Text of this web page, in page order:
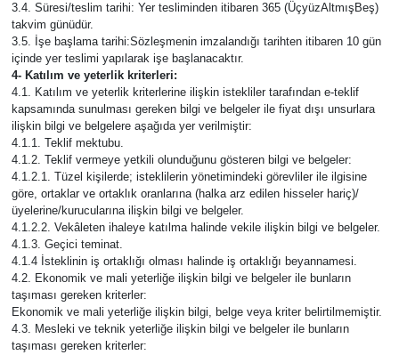
3.4. Süresi/teslim tarihi: Yer tesliminden itibaren 365 (ÜçyüzAltmışBeş)
takvim günüdür.
3.5. İşe başlama tarihi:Sözleşmenin imzalandığı tarihten itibaren 10 gün
içinde yer teslimi yapılarak işe başlanacaktır.
4- Katılım ve yeterlik kriterleri:
4.1. Katılım ve yeterlik kriterlerine ilişkin istekliler tarafından e-teklif
kapsamında sunulması gereken bilgi ve belgeler ile fiyat dışı unsurlara
ilişkin bilgi ve belgelere aşağıda yer verilmiştir:
4.1.1. Teklif mektubu.
4.1.2. Teklif vermeye yetkili olunduğunu gösteren bilgi ve belgeler:
4.1.2.1. Tüzel kişilerde; isteklilerin yönetimindeki görevliler ile ilgisine
göre, ortaklar ve ortaklık oranlarına (halka arz edilen hisseler hariç)/
üyelerine/kurucularına ilişkin bilgi ve belgeler.
4.1.2.2. Vekâleten ihaleye katılma halinde vekile ilişkin bilgi ve belgeler.
4.1.3. Geçici teminat.
4.1.4 İsteklinin iş ortaklığı olması halinde iş ortaklığı beyannamesi.
4.2. Ekonomik ve mali yeterliğe ilişkin bilgi ve belgeler ile bunların
taşıması gereken kriterler:
Ekonomik ve mali yeterliğe ilişkin bilgi, belge veya kriter belirtilmemiştir.
4.3. Mesleki ve teknik yeterliğe ilişkin bilgi ve belgeler ile bunların
taşıması gereken kriterler: